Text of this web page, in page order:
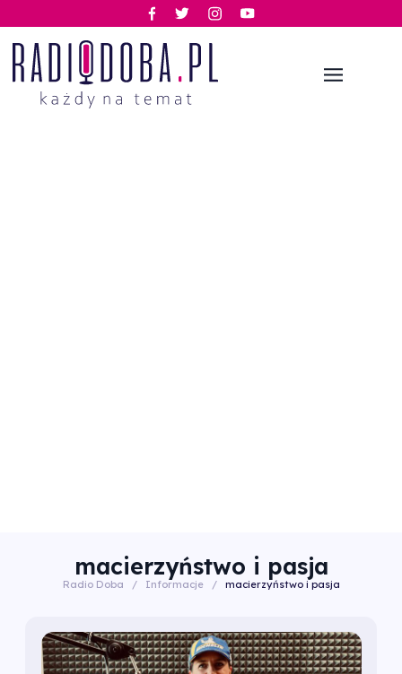
macierzyństwo i pasja
Radio Doba / Informacje / macierzyństwo i pasja